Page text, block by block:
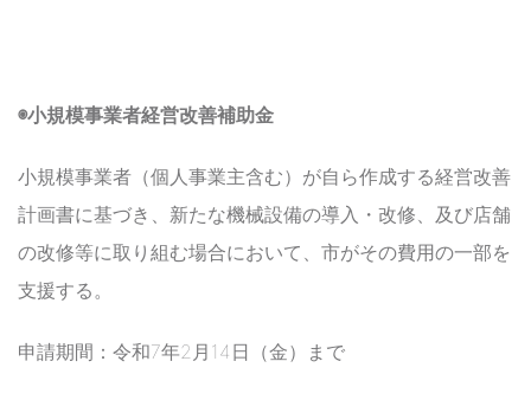
◉小規模事業者経営改善補助金
小規模事業者（個人事業主含む）が自ら作成する経営改善
計画書に基づき、新たな機械設備の導入・改修、及び店舗
の改修等に取り組む場合において、市がその費用の一部を
支援する。
申請期間：令和7年2月14日（金）まで